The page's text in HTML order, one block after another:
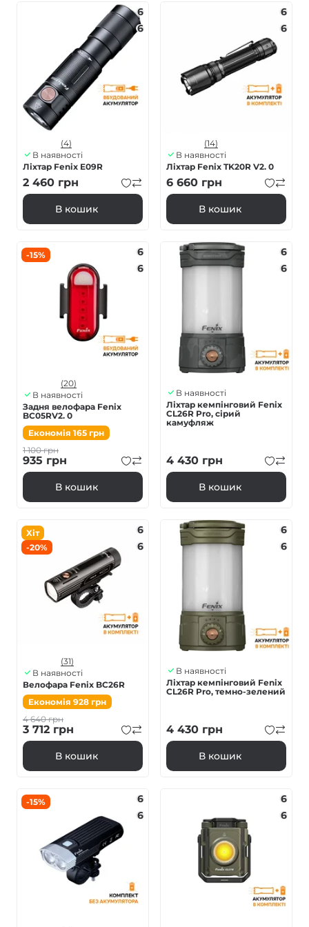
6
6
(4)
В наявності
Ліхтар Fenix E09R
2 460 грн
В кошик
6
6
(14)
В наявності
Ліхтар Fenix TK20R V2. 0
6 660 грн
В кошик
-15%
6
6
(20)
В наявності
Задня велофара Fenix
BC05RV2. 0
Економія 165 грн
1 100грн
935 грн
В кошик
6
6
В наявності
Ліхтар кемпінговий Fenix
CL26R Pro, сірий
камуфляж
4 430 грн
В кошик
Хіт
-20%
6
6
(31)
В наявності
Велофара Fenix BC26R
Економія 928 грн
4 640грн
3 712 грн
В кошик
6
6
В наявності
Ліхтар кемпінговий Fenix
CL26R Pro, темно-зелений
4 430 грн
В кошик
-15%
6
6
6
6